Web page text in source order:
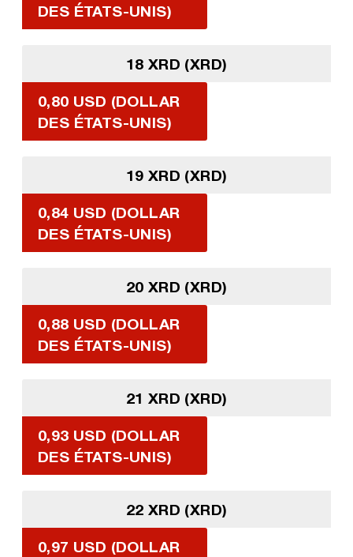
DES ÉTATS-UNIS)
18 XRD (XRD)
0,80 USD (DOLLAR
DES ÉTATS-UNIS)
19 XRD (XRD)
0,84 USD (DOLLAR
DES ÉTATS-UNIS)
20 XRD (XRD)
0,88 USD (DOLLAR
DES ÉTATS-UNIS)
21 XRD (XRD)
0,93 USD (DOLLAR
DES ÉTATS-UNIS)
22 XRD (XRD)
0,97 USD (DOLLAR